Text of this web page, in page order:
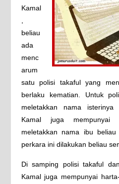
Kamal
beliau
ada
menc
arum
satu polisi takaful yang
berlaku kematian. Untuk
meletakkan nama
Kamal juga mempunyai
meletakkan nama ibu
perkara ini dilakukan beliau
Di samping polisi takaful
Kamal juga mempunyai